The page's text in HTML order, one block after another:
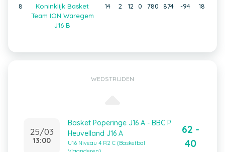
8
Koninklijk Basket
Team ION Waregem
J16 B
14 2 12 0 780 874 -94 18
WEDSTRIJDEN
25/03
13:00
Basket Poperinge J16 A - BBC P
Heuvelland J16 A
U16 Niveau 4 R2 C (Basketbal
62 -
40